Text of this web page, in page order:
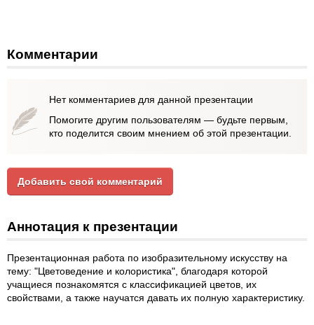
Комментарии
Нет комментариев для данной презентации
Помогите другим пользователям — будьте первым,
кто поделится своим мнением об этой презентации.
Добавить свой комментарий
Аннотация к презентации
Презентационная работа по изобразительному искусству на
тему: "Цветоведение и колористика", благодаря которой
учащиеся познакомятся с классификацией цветов, их
свойствами, а также научатся давать их полную характеристику.